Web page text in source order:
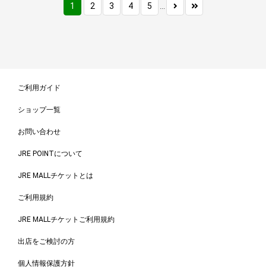
1 2 3 4 5
ご利用ガイド
ショップ一覧
お問い合わせ
JRE POINTについて
JRE MALLチケットとは
ご利用規約
JRE MALLチケットご利用規約
出店をご検討の方
個人情報保護方針